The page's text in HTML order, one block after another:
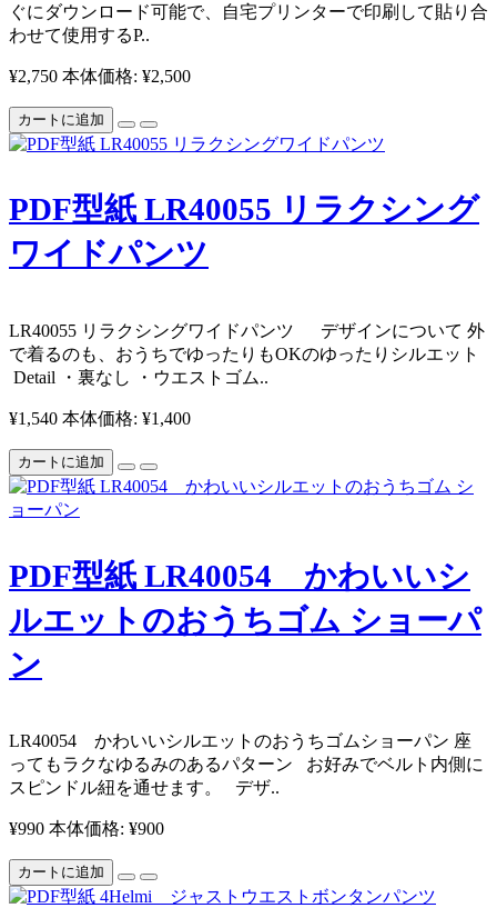
ぐにダウンロード可能で、自宅プリンターで印刷して貼り合
わせて使用するP..
¥2,750 本体価格: ¥2,500
カートに追加
PDF型紙 LR40055 リラクシング
ワイドパンツ
LR40055 リラクシングワイドパンツ デザインについて 外
で着るのも、おうちでゆったりもOKのゆったりシルエット
Detail ・裏なし ・ウエストゴム..
¥1,540 本体価格: ¥1,400
カートに追加
PDF型紙 LR40054 かわいいシ
ルエットのおうちゴム ショーパ
ン
LR40054 かわいいシルエットのおうちゴムショーパン 座
ってもラクなゆるみのあるパターン お好みでベルト内側に
スピンドル紐を通せます。 デザ..
¥990 本体価格: ¥900
カートに追加